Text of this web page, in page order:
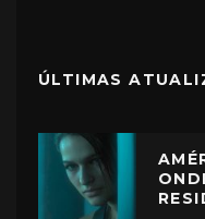
ÚLTIMAS